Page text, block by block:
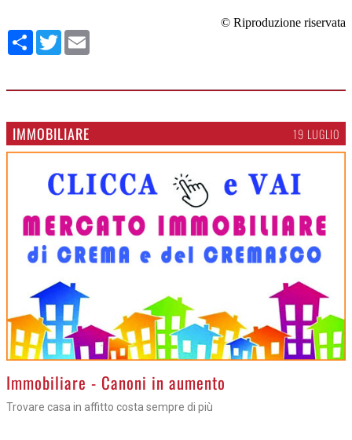
© Riproduzione riservata
Condividi
Twitter
IMMOBILIARE 19 LUGLIO
>Immobiliare - Canoni in aumento
Trovare casa in affitto costa sempre di più